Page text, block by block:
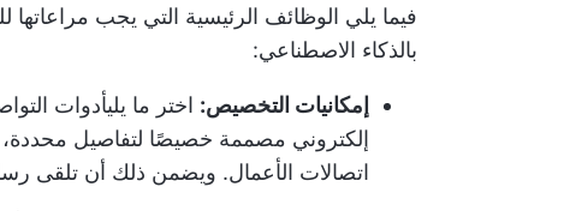
فيما يلي الوظائف الرئيسية التي يجب مراعاتها
بالذكاء الاصطناعي:
إمكانيات التخصيص: اختر ما يليأدوات
إلكتروني مصممة خصيصًا لتفاصيل
اتصالات الأعمال. ويضمن ذلك أن تلقى